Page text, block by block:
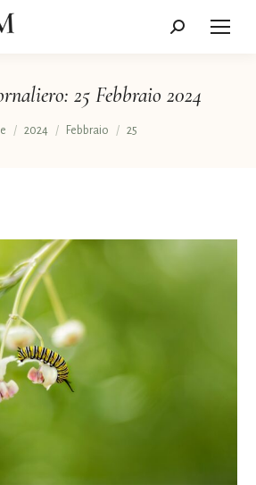
Cerca:
25 Febbraio 2024
qui:
2024 Febbraio 25